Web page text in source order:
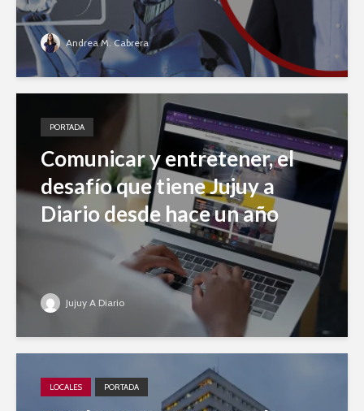
Andrea M. Cabrera
PORTADA
Comunicar y entretener, el
desafío que tiene Jujuy a
Diario desde hace un año
Jujuy A Diario
LOCALES PORTADA